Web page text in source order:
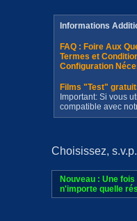
Informations
FAQ : Foire Aux
Termes et
Configuration
Films "Test"
Important: Si vous
compatible avec
Choisissez,
Nouveau : Une
n'importe quelle